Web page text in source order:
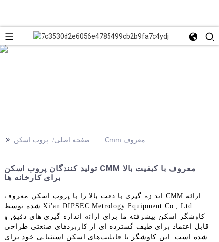
>> صفحه اصلی پروب اسکن Cmm معروف
تولید کنندگان پروب اسکن CMM معروف با کیفیت بالا
برای کارخانه ها
اندازه گیری با دقت بالا را با پروب اسکن معروف CMM ارائه
شده توسط Xi'an DIPSEC Metrology Equipment Co., Ltd.
کاوشگر اسکن پیشرفته ما برای ارائه اندازه گیری های دقیق و
قابل اعتماد برای طیف گسترده ای از کاربردهای صنعتی طراحی
شده است. این کاوشگر با قابلیت‌های اسکن استثنایی خود برای